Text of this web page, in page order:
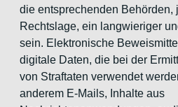
die entsprechenden Behörden,
Rechtslage, ein langwieriger
sein. Elektronische
digitale Daten, die bei der
von Straftaten verwendet
anderem E-Mails, Inhalte aus